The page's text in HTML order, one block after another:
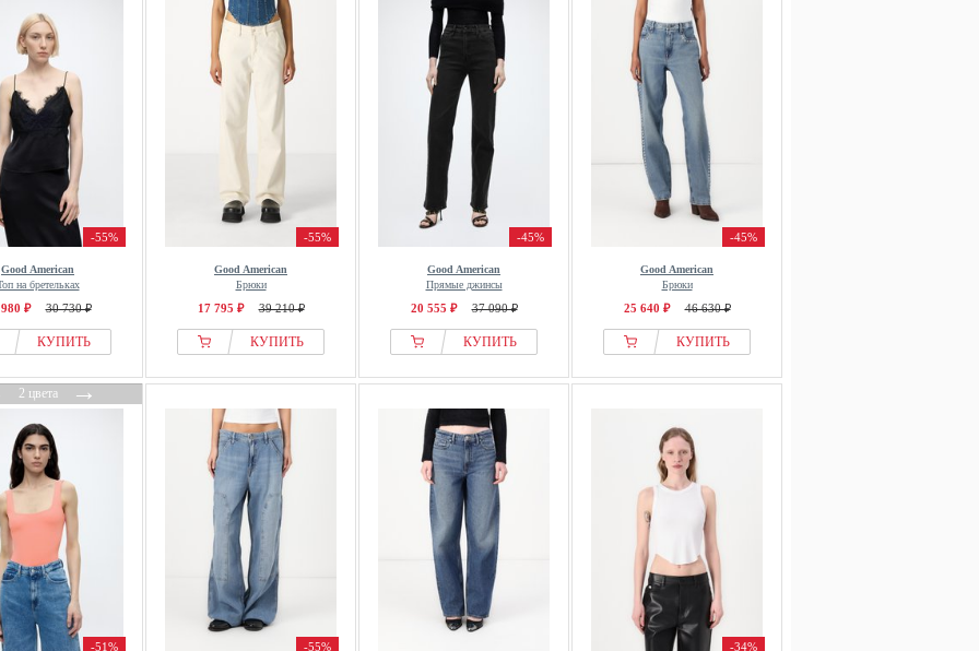
-55%
Good American
на бретельках
₽ 30 730 ₽
КУПИТЬ
-55%
Good American
Брюки
17 795 ₽ 39 210 ₽
КУПИТЬ
-45%
Good American
Прямые джинсы
20 555 ₽ 37 090 ₽
КУПИТЬ
-45%
Good American
Брюки
25 640 ₽ 46 630 ₽
КУПИТЬ
2 цвета→
-51% -55% -34%